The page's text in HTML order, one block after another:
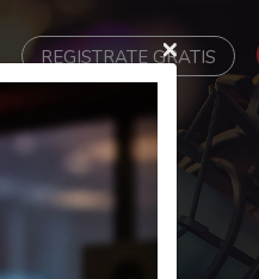
REGISTRATE GRATIS
×